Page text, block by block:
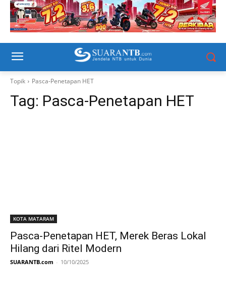
Topik Pasca-Penetapan HET
Tag: Pasca-Penetapan HET
KOTA MATARAM
Pasca-Penetapan HET, Merek Beras Lokal
Hilang dari Ritel Modern
SUARANTB.com - 10/10/2025